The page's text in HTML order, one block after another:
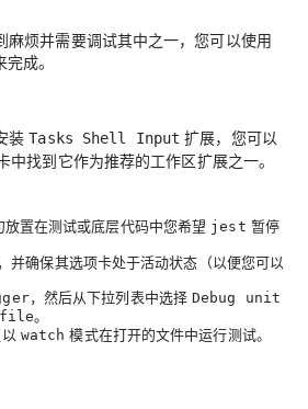
麻烦并需要调试其中之一，您可以使用
成。
装Tasks Shell Input 扩展，您可以
中找到它作为推荐的工作区扩展之一。
放置在测试或底层代码中您希望 jest 暂停
并确保其选项卡处于活动状态（以便您可以
，然后从下拉列表中选择Debug unit
file。
watch 模式在打开的文件中运行测试。